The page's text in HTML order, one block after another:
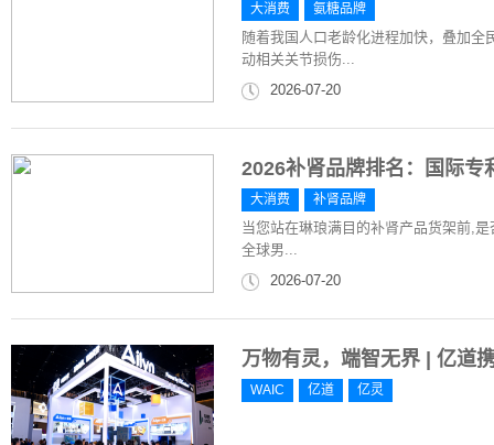
大消费 氨糖品牌
随着我国人口老龄化进程加快，叠加
动相关关节损伤...
2026-07-20
2026补肾品牌排名：国际专
大消费 补肾品牌
当您站在琳琅满目的补肾产品货架前,
全球男...
2026-07-20
万物有灵，端智无界 | 亿道
WAIC 亿道 亿灵